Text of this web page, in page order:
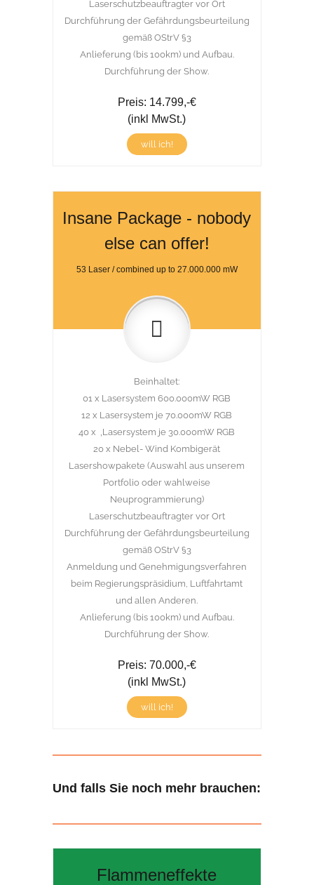
Laserschutzbeauftragter vor Ort
Durchführung der Gefährdungsbeurteilung
gemäß OStrV §3
Anlieferung (bis 100km) und Aufbau.
Durchführung der Show.
Preis: 14.799,-€
(inkl MwSt.)
will ich!
Insane Package - nobody
else can offer!
53 Laser / combined up to 27.000.000 mW
Beinhaltet:
01 x Lasersystem 600.000mW RGB
12 x Lasersystem je 70.000mW RGB
40 x ‚Lasersystem je 30.000mW RGB
20 x Nebel- Wind Kombigerät
Lasershowpakete (Auswahl aus unserem
Portfolio oder wahlweise
Neuprogrammierung)
Laserschutzbeauftragter vor Ort
Durchführung der Gefährdungsbeurteilung
gemäß OStrV §3
Anmeldung und Genehmigungsverfahren
beim Regierungspräsidium, Luftfahrtamt
und allen Anderen.
Anlieferung (bis 100km) und Aufbau.
Durchführung der Show.
Preis: 70.000,-€
(inkl MwSt.)
will ich!
Und falls Sie noch mehr brauchen:
Flammeneffekte